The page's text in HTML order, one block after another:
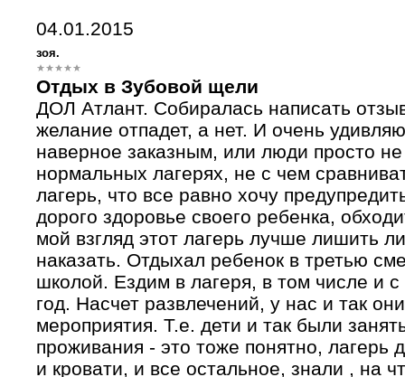
04.01.2015
зоя.
Отдых в Зубовой щели
ДОЛ Атлант. Собиралась написать
желание отпадет, а нет. И очень
наверное заказным, или люди просто
нормальных лагерях, не с чем
лагерь, что все равно хочу
дорого здоровье своего ребенка,
мой взгляд этот лагерь лучше лишить
наказать. Отдыхал ребенок в третью
школой. Ездим в лагеря, в том числе и
год. Насчет развлечений, у нас и так
мероприятия. Т.е. дети и так были
проживания - это тоже понятно,
и кровати, и все остальное, знали , на